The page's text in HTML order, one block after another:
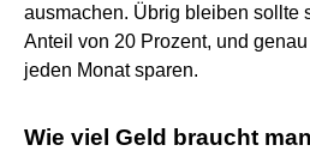
ausmachen. Übrig bleiben sollte
Anteil von 20 Prozent, und
jeden Monat sparen.
Wie viel Geld braucht